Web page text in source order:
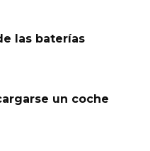
las baterías
un coche